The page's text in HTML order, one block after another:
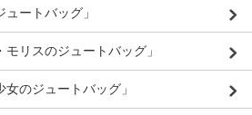
ートバッグ」
リスのジュートバッグ」
のジュートバッグ」